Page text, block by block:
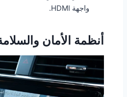
واجهة HDMI.
أنظمة الأمان